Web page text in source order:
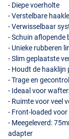
- Diepe voerholte
- Verstelbare
- Verwisselbaar
- Schuin aflopende
- Unieke rubberen
- Slim geplaatste
- Houdt de haaklijn
- Trage en
- Ideaal voor
- Ruimte voor veel
- Front-loaded
- Meegeleverd:
adapter